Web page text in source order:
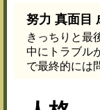
努力 真面目
きっちりと最
中にトラブル
で最終的には